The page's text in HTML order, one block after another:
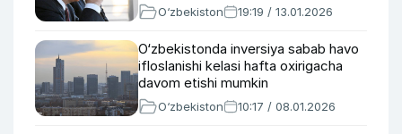
O‘zbekiston 19:19 / 13.01.2026
O‘zbekistonda inversiya sabab havo
ifloslanishi kelasi hafta oxirigacha
davom etishi mumkin
O‘zbekiston 10:17 / 08.01.2026